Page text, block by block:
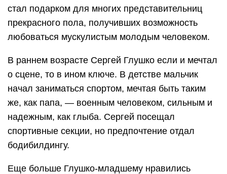
стал подарком для многих представительниц
прекрасного пола, получивших возможность
любоваться мускулистым молодым человеком.
В раннем возрасте Сергей Глушко если и мечтал
о сцене, то в ином ключе. В детстве мальчик
начал заниматься спортом, мечтая быть таким
же, как папа, — военным человеком, сильным и
надежным, как глыба. Сергей посещал
спортивные секции, но предпочтение отдал
бодибилдингу.
Еще больше Глушко-младшему нравились